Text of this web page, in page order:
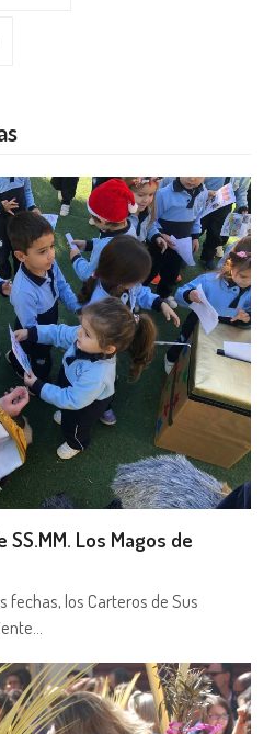
Los Magos de
fechas, los Carteros de Sus